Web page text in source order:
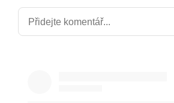
SEX A VZTAHY